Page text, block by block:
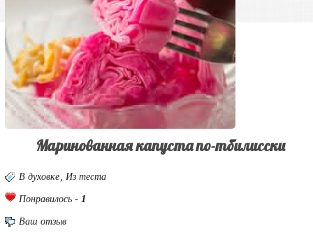
Маринованная капуста по-тбилисски
В духовке Из теста
Понравилось -1
Ваш отзыв